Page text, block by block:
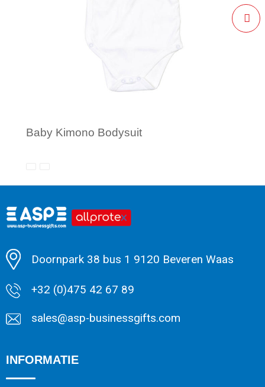
Baby Kimono Bodysuit
Minimale afname: 1
Doornpark 38 bus 1 9120 Beveren Waas
+32 (0)475 42 67 89
sales@asp-businessgifts.com
INFORMATIE